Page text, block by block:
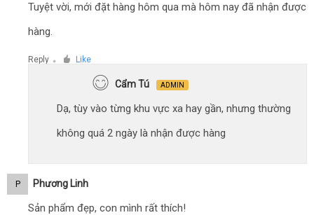
Tuyệt vời, mới đặt hàng hôm qua mà hôm nay đã nhận được
hàng.
Reply ● Like
Cẩm Tú ADMIN
Dạ, tùy vào từng khu vực xa hay gần, nhưng thường
không quá 2 ngày là nhận được hàng
P Phương Linh
Sản phẩm đẹp, con mình rất thích!